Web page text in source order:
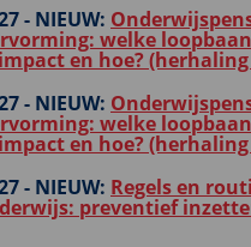
- NIEUW:
welke
en hoe? (herhaling
- NIEUW:
welke
en hoe? (herhaling
- NIEUW: Regels en
preventief